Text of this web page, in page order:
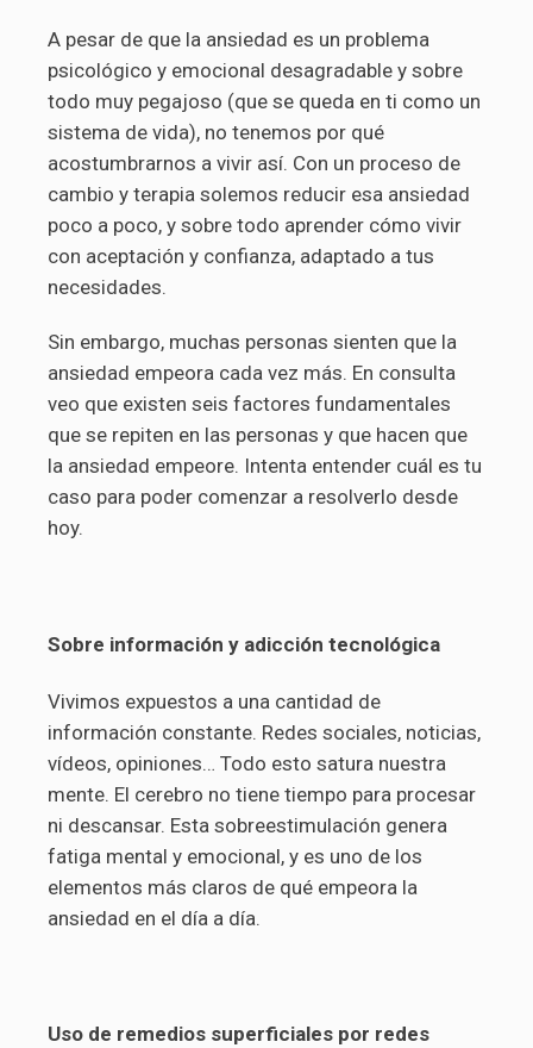
A pesar de que la ansiedad es un problema
psicológico y emocional desagradable y sobre
todo muy pegajoso (que se queda en ti como un
sistema de vida), no tenemos por qué
acostumbrarnos a vivir así. Con un proceso de
cambio y terapia solemos reducir esa ansiedad
poco a poco, y sobre todo aprender cómo vivir
con aceptación y confianza, adaptado a tus
necesidades.
Sin embargo, muchas personas sienten que la
ansiedad empeora cada vez más. En consulta
veo que existen seis factores fundamentales
que se repiten en las personas y que hacen que
la ansiedad empeore. Intenta entender cuál es tu
caso para poder comenzar a resolverlo desde
hoy.
Sobre información y adicción tecnológica
Vivimos expuestos a una cantidad de
información constante. Redes sociales, noticias,
vídeos, opiniones… Todo esto satura nuestra
mente. El cerebro no tiene tiempo para procesar
ni descansar. Esta sobreestimulación genera
fatiga mental y emocional, y es uno de los
elementos más claros de qué empeora la
ansiedad en el día a día.
Uso de remedios superficiales por redes